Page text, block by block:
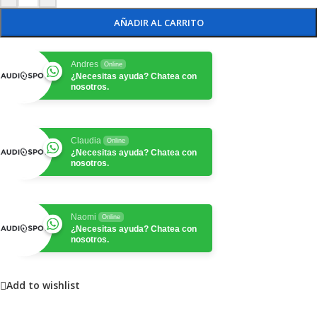
AÑADIR AL CARRITO
Andres Online
¿Necesitas ayuda? Chatea con
nosotros.
Claudia Online
¿Necesitas ayuda? Chatea con
nosotros.
Naomi Online
¿Necesitas ayuda? Chatea con
nosotros.
Add to wishlist